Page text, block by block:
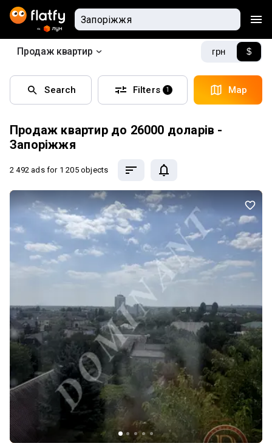
Продаж квартир грн $
Search Filters 1 Map
Продаж квартир до 26000 доларів -
Запоріжжя
2 492 ads for 1 205 objects